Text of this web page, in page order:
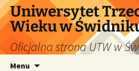
Uniwersytet
Wieku w
Oficjalna strona UTW w
Menu